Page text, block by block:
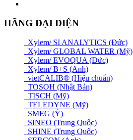
HÃNG ĐẠI DIỆN
Xylem/ SI ANALYTICS (Đức)
Xylem/ GLOBAL WATER (Mỹ)
Xylem/ EVOQUA (Đức)
Xylem/ B+S (Anh)
vietCALIB® (Hiệu chuẩn)
TOSOH (Nhật Bản)
TISCH (Mỹ)
TELEDYNE (Mỹ)
SMEG (Ý)
SINEO (Trung Quốc)
SHINE (Trung Quốc)